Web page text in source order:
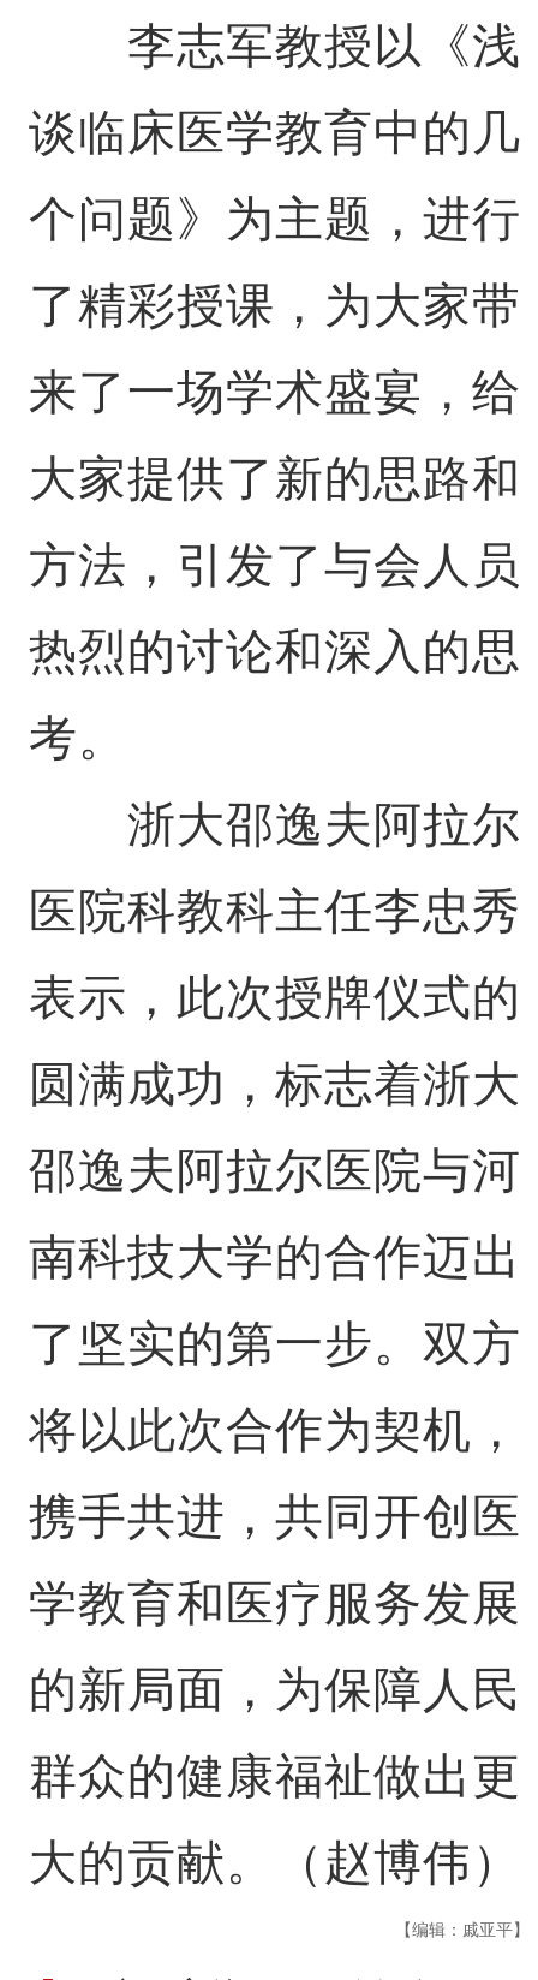
李志军教授以《浅
谈临床医学教育中的几
个问题》为主题，进行
了精彩授课，为大家带
来了一场学术盛宴，给
大家提供了新的思路和
方法，引发了与会人员
热烈的讨论和深入的思
考。
浙大邵逸夫阿拉尔
医院科教科主任李忠秀
表示，此次授牌仪式的
圆满成功，标志着浙大
邵逸夫阿拉尔医院与河
南科技大学的合作迈出
了坚实的第一步。双方
将以此次合作为契机，
携手共进，共同开创医
学教育和医疗服务发展
的新局面，为保障人民
群众的健康福祉做出更
大的贡献。（赵博伟）
【编辑：戚亚平】